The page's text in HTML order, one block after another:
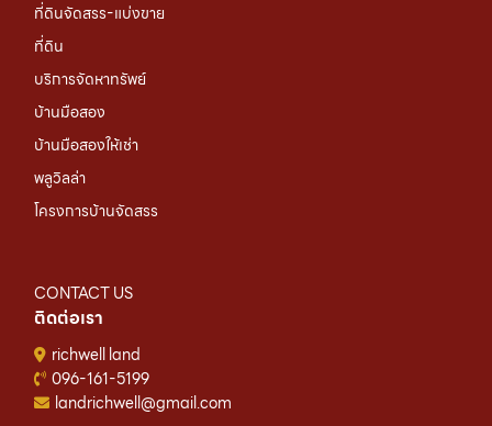
ที่ดินจัดสรร-แบ่งขาย
ที่ดิน
บริการจัดหาทรัพย์
บ้านมือสอง
บ้านมือสองให้เช่า
พลูวิลล่า
โครงการบ้านจัดสรร
CONTACT US
ติดต่อเรา
richwell land
096-161-5199
landrichwell@gmail.com